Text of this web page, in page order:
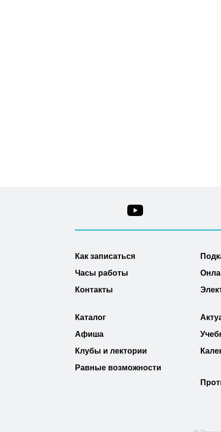
Как записаться
Часы работы
Контакты
Каталог
Афиша
Клубы и лектории
Равные возможности